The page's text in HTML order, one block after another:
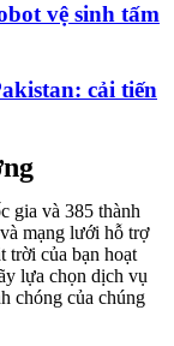
vệ sinh tấm
cải tiến
gia và 385 thành
mạng lưới hỗ trợ
trời của bạn hoạt
lựa chọn dịch vụ
chóng của chúng